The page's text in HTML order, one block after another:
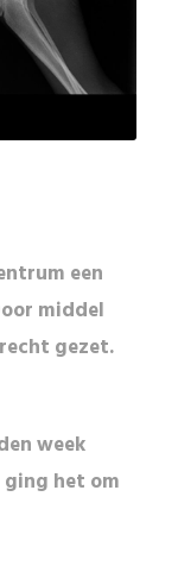
een
middel
gezet.
week
het om